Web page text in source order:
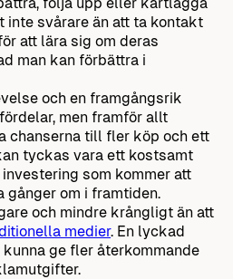
inte svårare än att ta kontakt
att lära sig om deras
man kan förbättra i
och en framgångsrik
men framför allt
chanserna till fler köp och ett
tyckas vara ett kostsamt
som kommer att
gånger om i framtiden.
och mindre krångligt än att
medier. En lyckad
ge fler återkommande